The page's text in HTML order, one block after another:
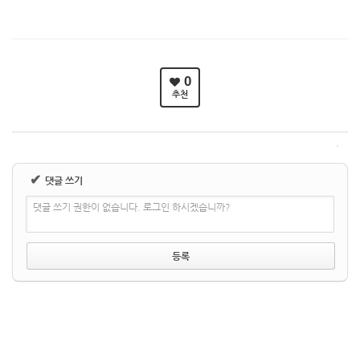
0
추천
✔ 댓글 쓰기
댓글 쓰기 권한이 없습니다. 로그인 하시겠습니까?